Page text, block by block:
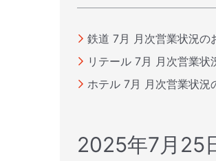
鉄道 7月 月次営業状況の
リテール 7月 月次営業状
ホテル 7月 月次営業状況
2025年7月25